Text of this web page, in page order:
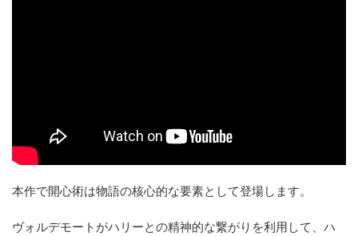
本作で開心術は物語の核心的な要素として登場します。
ヴォルデモートがハリーとの精神的な繋がりを利用して、ハ